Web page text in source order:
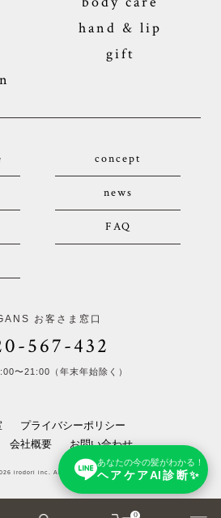
あなたの今の髪がわかる！
ヘアケアAI診断✨
0
hand & lip
gift
concept
news
FAQ
お客さま窓口
567-432
〜21:00（年末年始除く）
プライバシーポリシー
会社概要 お問い合わせ
irodori inc. All Rights Reserved.